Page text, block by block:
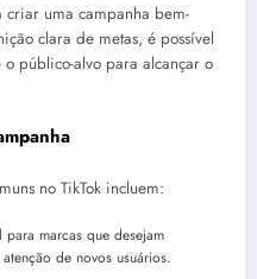
criar uma campanha bem-
clara de metas, é possível
público-alvo para alcançar o
no TikTok incluem:
para marcas que desejam
de novos usuários.